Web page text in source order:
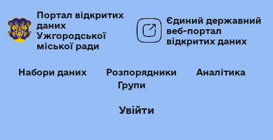
Портал відкритих
даних
Ужгородської
міської ради
Єдиний державний
веб-портал
відкритих даних
Набори даних Розпорядники
Аналітика
Групи
Увійти